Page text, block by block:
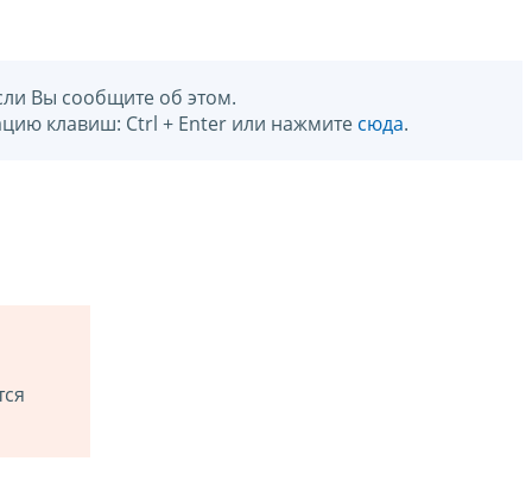
Вы сообщите об этом.
клавиш: Ctrl + Enter или нажмите сюда.